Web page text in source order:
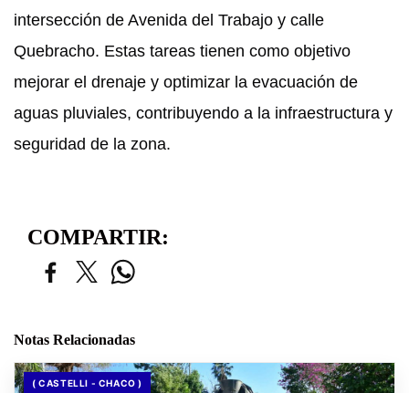
intersección de Avenida del Trabajo y calle
Quebracho. Estas tareas tienen como objetivo
mejorar el drenaje y optimizar la evacuación de
aguas pluviales, contribuyendo a la infraestructura y
seguridad de la zona.
COMPARTIR:
Notas Relacionadas
( CASTELLI - CHACO )